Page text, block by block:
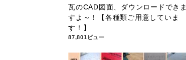
瓦のCAD図面、ダウンロードできま
すよ～！【各種類ご用意していま
す！】
87,801ビュー